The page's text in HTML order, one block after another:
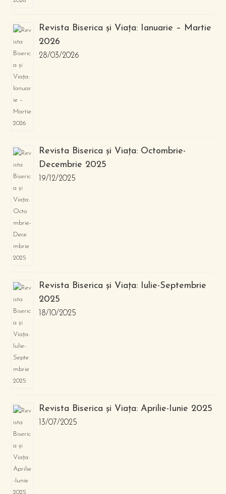
Revista Biserica și Viața: Ianuarie – Martie
2026
28/03/2026
Revista Biserica și Viața: Octombrie-
Decembrie 2025
19/12/2025
Revista Biserica și Viața: Iulie-Septembrie
2025
18/10/2025
Revista Biserica și Viața: Aprilie-Iunie 2025
13/07/2025